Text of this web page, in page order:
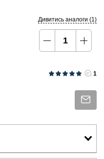
Дивитись аналоги (1)
1